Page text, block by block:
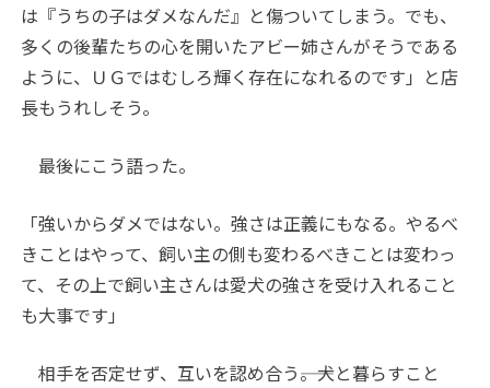
は『うちの子はダメなんだ』と傷ついてしまう。でも、
多くの後輩たちの心を開いたアビー姉さんがそうである
ように、ＵＧではむしろ輝く存在になれるのです」と店
長もうれしそう。
最後にこう語った。
「強いからダメではない。強さは正義にもなる。やるべ
きことはやって、飼い主の側も変わるべきことは変わっ
て、その上で飼い主さんは愛犬の強さを受け入れること
も大事です」
相手を否定せず、互いを認め合う――。犬と暮らすこと